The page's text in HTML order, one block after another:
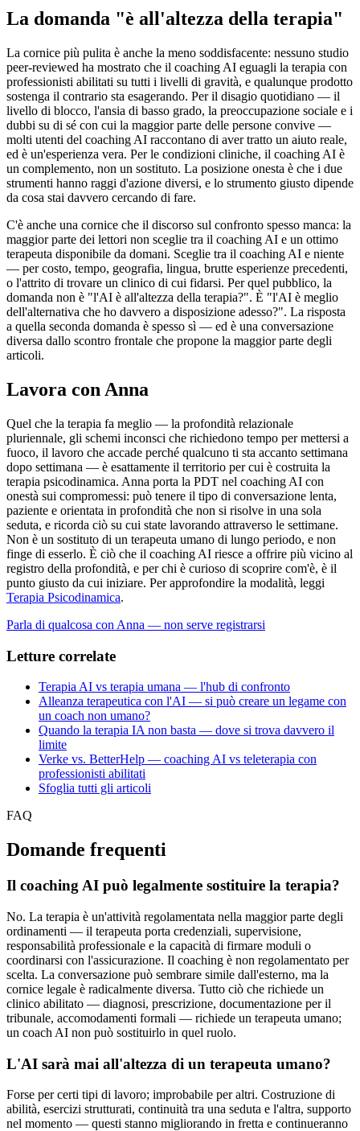
La domanda "è all'altezza della terapia"
La cornice più pulita è anche la meno soddisfacente: nessuno studio
peer-reviewed ha mostrato che il coaching AI eguagli la terapia con
professionisti abilitati su tutti i livelli di gravità, e qualunque prodotto
sostenga il contrario sta esagerando. Per il disagio quotidiano — il
livello di blocco, l'ansia di basso grado, la preoccupazione sociale e i
dubbi su di sé con cui la maggior parte delle persone convive —
molti utenti del coaching AI raccontano di aver tratto un aiuto reale,
ed è un'esperienza vera. Per le condizioni cliniche, il coaching AI è
un complemento, non un sostituto. La posizione onesta è che i due
strumenti hanno raggi d'azione diversi, e lo strumento giusto dipende
da cosa stai davvero cercando di fare.
C'è anche una cornice che il discorso sul confronto spesso manca: la
maggior parte dei lettori non sceglie tra il coaching AI e un ottimo
terapeuta disponibile da domani. Sceglie tra il coaching AI e niente
— per costo, tempo, geografia, lingua, brutte esperienze precedenti,
o l'attrito di trovare un clinico di cui fidarsi. Per quel pubblico, la
domanda non è "l'AI è all'altezza della terapia?". È "l'AI è meglio
dell'alternativa che ho davvero a disposizione adesso?". La risposta
a quella seconda domanda è spesso sì — ed è una conversazione
diversa dallo scontro frontale che propone la maggior parte degli
articoli.
Lavora con Anna
Quel che la terapia fa meglio — la profondità relazionale
pluriennale, gli schemi inconsci che richiedono tempo per mettersi a
fuoco, il lavoro che accade perché qualcuno ti sta accanto settimana
dopo settimana — è esattamente il territorio per cui è costruita la
terapia psicodinamica. Anna porta la PDT nel coaching AI con
onestà sui compromessi: può tenere il tipo di conversazione lenta,
paziente e orientata in profondità che non si risolve in una sola
seduta, e ricorda ciò su cui state lavorando attraverso le settimane.
Non è un sostituto di un terapeuta umano di lungo periodo, e non
finge di esserlo. È ciò che il coaching AI riesce a offrire più vicino al
registro della profondità, e per chi è curioso di scoprire com'è, è il
punto giusto da cui iniziare. Per approfondire la modalità, leggi
Terapia Psicodinamica.
Parla di qualcosa con Anna — non serve registrarsi
Letture correlate
Terapia AI vs terapia umana — l'hub di confronto
Alleanza terapeutica con l'AI — si può creare un legame con
un coach non umano?
Quando la terapia IA non basta — dove si trova davvero il
limite
Verke vs. BetterHelp — coaching AI vs teleterapia con
professionisti abilitati
Sfoglia tutti gli articoli
FAQ
Domande frequenti
Il coaching AI può legalmente sostituire la terapia?
No. La terapia è un'attività regolamentata nella maggior parte degli
ordinamenti — il terapeuta porta credenziali, supervisione,
responsabilità professionale e la capacità di firmare moduli o
coordinarsi con l'assicurazione. Il coaching è non regolamentato per
scelta. La conversazione può sembrare simile dall'esterno, ma la
cornice legale è radicalmente diversa. Tutto ciò che richiede un
clinico abilitato — diagnosi, prescrizione, documentazione per il
tribunale, accomodamenti formali — richiede un terapeuta umano;
un coach AI non può sostituirlo in quel ruolo.
L'AI sarà mai all'altezza di un terapeuta umano?
Forse per certi tipi di lavoro; improbabile per altri. Costruzione di
abilità, esercizi strutturati, continuità tra una seduta e l'altra, supporto
nel momento — questi stanno migliorando in fretta e continueranno